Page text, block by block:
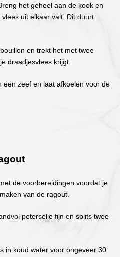
het geheel aan de kook en
uit elkaar valt. Dit duurt
en trekt het met twee
draadjesvlees krijgt.
een zeef en laat afkoelen voor de
de voorbereidingen voordat je
van de ragout.
peterselie fijn en splits twee
in koud water voor ongeveer 30